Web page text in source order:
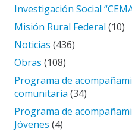
Investigación Social
Misión Rural Federal (10)
Noticias (436)
Obras (108)
Programa de
comunitaria (34)
Programa de
Jóvenes (4)